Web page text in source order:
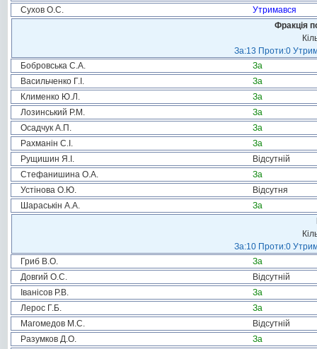
Сухов О.С.
Утримався
Фракція
За:13 Проти:0
Бобровська С.А.
За
Васильченко Г.І.
За
Клименко Ю.Л.
За
Лозинський Р.М.
За
Осадчук А.П.
За
Рахманін С.І.
За
Рущишин Я.І.
Відсутній
Стефанишина О.А.
За
Устінова О.Ю.
Відсутня
Шараськін А.А.
За
За:10 Проти:0
Гриб В.О.
За
Довгий О.С.
Відсутній
Іванісов Р.В.
За
Лерос Г.Б.
За
Магомедов М.С.
Відсутній
Разумков Д.О.
За